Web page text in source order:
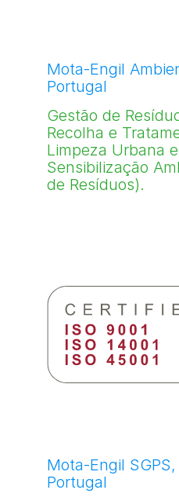
Mota-Engil
Portugal
Gestão de
Recolha e
Limpeza Urbana
Sensibilização
de Resíduos).
Mota-Engil
Portugal